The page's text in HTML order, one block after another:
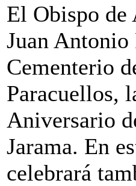
El Obispo de
Juan
Cementerio
Paracuellos,
Aniversario
Jarama. En
celebrará